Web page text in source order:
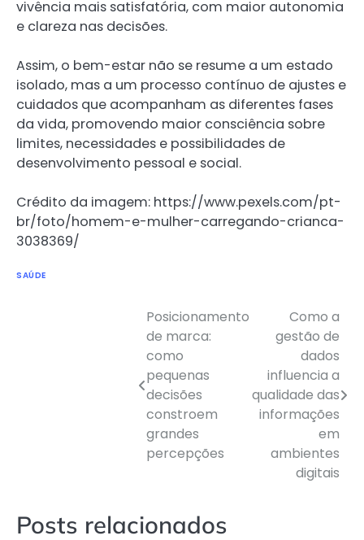
vivência mais satisfatória, com maior autonomia
e clareza nas decisões.
Assim, o bem-estar não se resume a um estado
isolado, mas a um processo contínuo de ajustes e
cuidados que acompanham as diferentes fases
da vida, promovendo maior consciência sobre
limites, necessidades e possibilidades de
desenvolvimento pessoal e social.
Crédito da imagem: https://www.pexels.com/pt-
br/foto/homem-e-mulher-carregando-crianca-
3038369/
SAÚDE
Navegação
Posicionamento
de marca:
como
pequenas
decisões
constroem
grandes
percepções
Como a
gestão de
dados
influencia a
qualidade das
informações
em
ambientes
digitais
Posts relacionados